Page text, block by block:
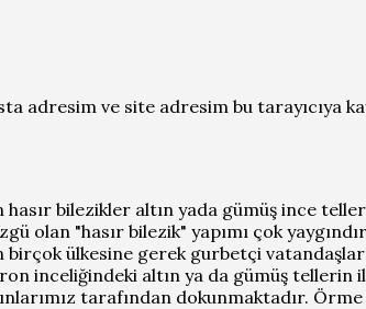
adresim ve site adresim bu tarayıcıya
bilezikler altın yada gümüş ince
olan "hasır bilezik" yapımı çok
birçok ülkesine gerek gurbetçi
inceliğindeki altın ya da gümüş tellerin
tarafından dokunmaktadır.